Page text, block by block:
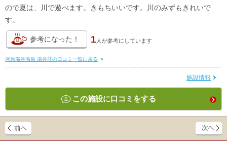
ので夏は、川で遊べます。きもちいいです。川のみずもきれいで
す。
参考になった！ 1 人が参考にしています
河原湯谷温泉 湯谷荘の口コミ一覧に戻る >
施設情報
この施設に口コミをする